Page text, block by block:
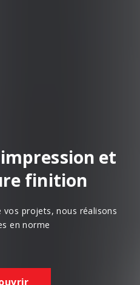
et
finition
vos projets, nous réalisons
en norme